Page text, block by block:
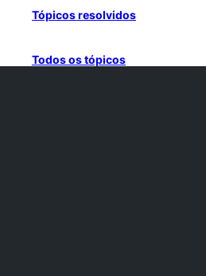
Tópicos resolvidos
Todos os tópicos